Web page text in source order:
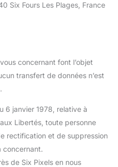
Six Fours Les Plages, France
concernant font l’objet
transfert de données n’est
6 janvier 1978, relative à
Libertés, toute personne
rectification et de suppression
concernant.
de Six Pixels en nous